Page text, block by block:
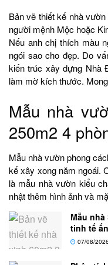
Bản vẽ thiết kế nhà
người mệnh Mộc hoặc
Nếu anh chị thích màu
ngói sao cho đẹp. Do
kiến trúc xây dựng Nhà
làm mờ kích thước.
Mẫu nhà
250m2 4
Mẫu nhà vườn phong
kế xây xong năm ngoái.
là mẫu nhà vườn kiểu
nhật thêm hình ảnh và
Mẫu
tinh tế
07/08/2026